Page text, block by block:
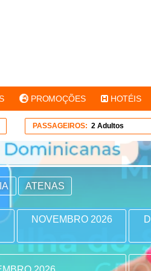
PROMOÇÕES HOTÉIS
PASSAGEIROS: 2 Adultos
ATENAS
NOVEMBRO 2026